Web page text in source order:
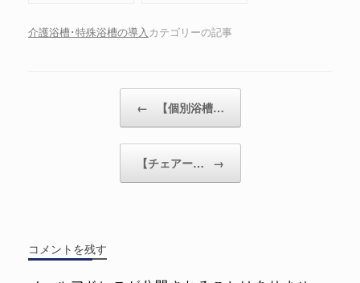
介護浴槽･特殊浴槽の導入 カテゴリーの記事
投稿ナビゲーション
← 【個別浴槽…
【チェアー… →
コメントを残す